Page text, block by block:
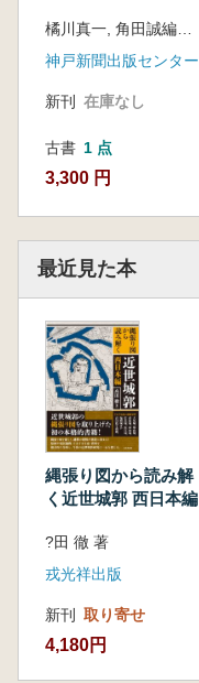
神戸新聞出版センター
新刊 在庫なし
古書 1 点
3,300 円
最近見た本
縄張り図から読み解
く近世城郭 西日本編
?田 徹 著
戎光祥出版
新刊 取り寄せ
4,180円